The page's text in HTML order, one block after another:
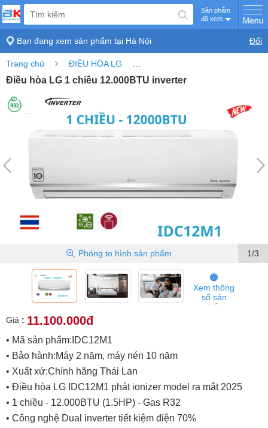
Sản phẩm
đã xem
Bạn đang xem sản phẩm tại Hà Nội Đổi
Trang chủ › ĐIỀU HÒA LG
Điều hòa LG 1 chiều 12.000BTU inverter
1/3
Phóng to hình sản phẩm
Xem thông
số sản
phẩm
Giá : 11.100.000đ
• Mã sản phẩm:IDC12M1
• Bảo hành:Máy 2 năm, máy nén 10 năm
• Xuất xứ:Chính hãng Thái Lan
• Điều hòa LG IDC12M1 phát ionizer model ra mắt 2025
• 1 chiều - 12.000BTU (1.5HP) - Gas R32
• Công nghệ Dual inverter tiết kiệm điện 70%